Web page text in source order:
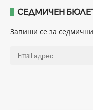
СЕДМИЧЕН
Запиши се за